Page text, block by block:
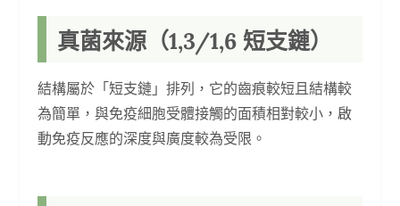
真菌來源（1,3/1,6 短支鏈）
結構屬於「短支鏈」排列，它的齒痕較短且結構較
為簡單，與免疫細胞受體接觸的面積相對較小，啟
動免疫反應的深度與廣度較為受限。